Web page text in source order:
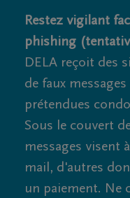
Restez vigilant
phishing
DELA reçoit des
de faux
prétendues
Sous le couvert
messages visent
mail, d'autres
un paiement. Ne